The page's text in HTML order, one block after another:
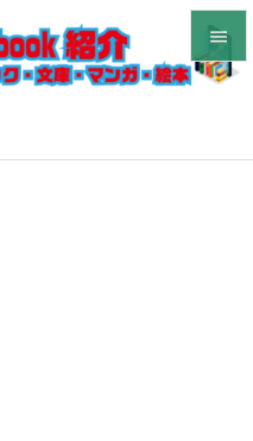

